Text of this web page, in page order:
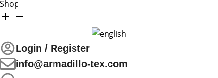
Shop
Login / Register
info@armadillo-tex.com